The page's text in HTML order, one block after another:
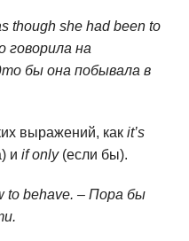
though she had been to
говорила на
бы она побывала в
выражений, как it’s
и if only(если бы).
to behave. – Пора бы